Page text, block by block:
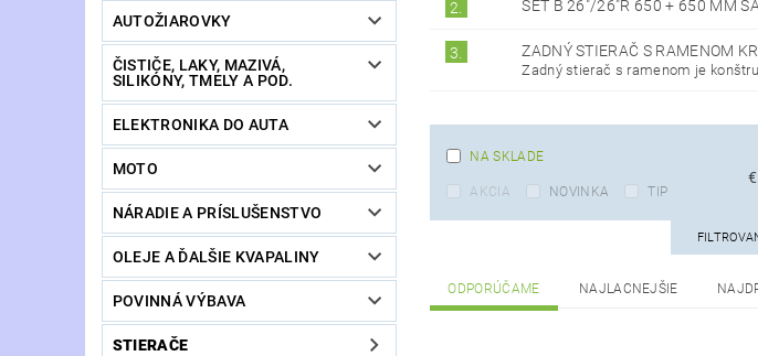
AUTOŽIAROVKY
ČISTIČE, LAKY, MAZIVÁ,
SILIKÓNY, TMELY A POD.
ELEKTRONIKA DO AUTA
MOTO
NÁRADIE A PRÍSLUŠENSTVO
OLEJE A ĎALŠIE KVAPALINY
POVINNÁ VÝBAVA
STIERAČE
2. SET B 26"/26"R 650 + 650 MM
3. ZADNÝ STIERAČ S RAMENOM
Zadný stierač s ramenom je
NA SKLADE
AKCIA NOVINKA TIP
€
ODPORÚČAME NAJLACNEJŠIE